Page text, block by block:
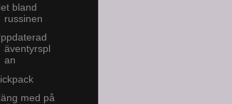
bland
russinen
äventyrspl
an
med på